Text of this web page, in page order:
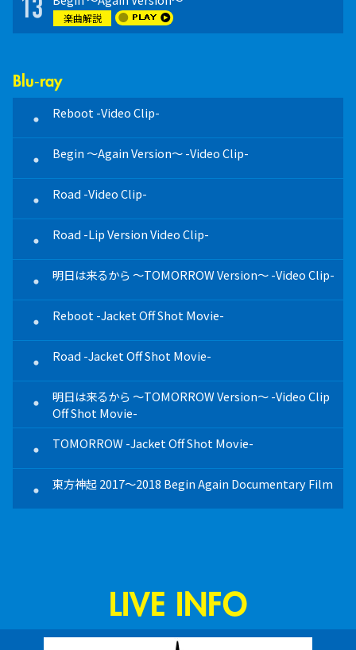
13 楽曲解説
Blu-ray
・ Reboot -Video Clip-
・ Begin ～Again Version～ -Video Clip-
・ Road -Video Clip-
・ Road -Lip Version Video Clip-
・ 明日は来るから ～TOMORROW Version～ -Video Clip-
・ Reboot -Jacket Off Shot Movie-
・ Road -Jacket Off Shot Movie-
・
明日は来るから ～TOMORROW Version～ -Video Clip
Off Shot Movie-
・ TOMORROW -Jacket Off Shot Movie-
・ 東方神起 2017～2018 Begin Again Documentary Film
13 楽曲解説
DVD
・ Reboot -Video Clip-
・ Begin ～Again Version～ -Video Clip-
・ Road -Video Clip-
・ Road -Lip Version Video Clip-
・ 明日は来るから ～TOMORROW Version～ -Video Clip-
・ Reboot -Jacket Off Shot Movie-
・ Road -Jacket Off Shot Movie-
・ Road -Video Clip Off Shot Movie-
・
明日は来るから ～TOMORROW Version～ -Video Clip
Off Shot Movie-
・ TOMORROW -Jacket Off Shot Movie-
13 楽曲解説
13 楽曲解説
LIVE INFO